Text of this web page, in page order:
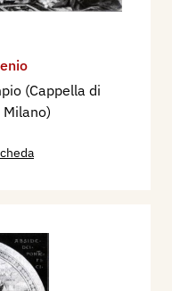
(Cappella di